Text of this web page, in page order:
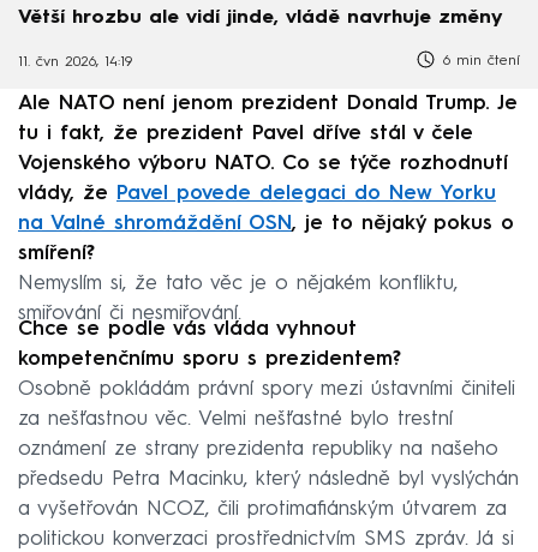
Větší hrozbu ale vidí jinde, vládě navrhuje změny
11. čvn 2026, 14:19 6 min čtení
Ale NATO není jenom prezident Donald Trump. Je
tu i fakt, že prezident Pavel dříve stál v čele
Vojenského výboru NATO. Co se týče rozhodnutí
vlády, že
Pavel povede delegaci do New Yorku
na Valné shromáždění OSN, je to nějaký pokus o
smíření?
Nemyslím si, že tato věc je o nějakém konfliktu,
smiřování či nesmiřování.
Chce se podle vás vláda vyhnout
kompetenčnímu sporu s prezidentem?
Osobně pokládám právní spory mezi ústavními činiteli
za nešťastnou věc. Velmi nešťastné bylo trestní
oznámení ze strany prezidenta republiky na našeho
předsedu Petra Macinku, který následně byl vyslýchán
a vyšetřován NCOZ, čili protimafiánským útvarem za
politickou konverzaci prostřednictvím SMS zpráv. Já si